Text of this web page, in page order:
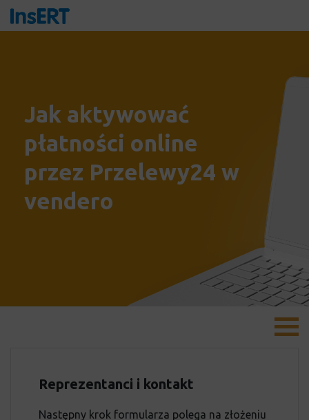
Jak aktywować
płatności online
przez Przelewy24 w
vendero
Reprezentanci i kontakt
Następny krok formularza polega na złożeniu